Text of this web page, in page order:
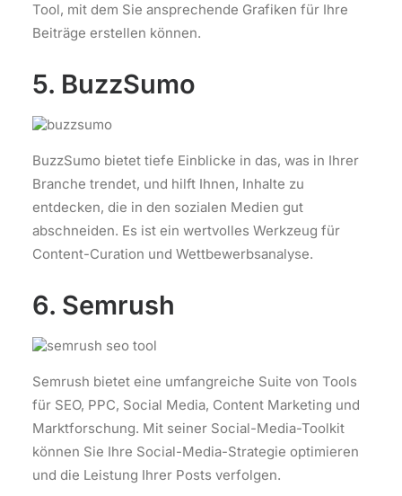
Tool, mit dem Sie ansprechende Grafiken für Ihre
Beiträge erstellen können.
5. BuzzSumo
BuzzSumo bietet tiefe Einblicke in das, was in Ihrer
Branche trendet, und hilft Ihnen, Inhalte zu
entdecken, die in den sozialen Medien gut
abschneiden. Es ist ein wertvolles Werkzeug für
Content-Curation und Wettbewerbsanalyse.
6. Semrush
Semrush bietet eine umfangreiche Suite von Tools
für SEO, PPC, Social Media, Content Marketing und
Marktforschung. Mit seiner Social-Media-Toolkit
können Sie Ihre Social-Media-Strategie optimieren
und die Leistung Ihrer Posts verfolgen.